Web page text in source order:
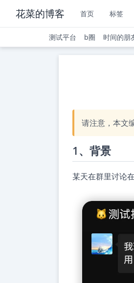
花菜的博客 首页 标签
测试平台 b圈 时间的朋
请注意，本文
1、背景
某天在群里讨论